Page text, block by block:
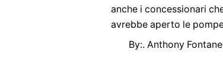
anche i concessionari
avrebbe aperto le
By:. Anthony